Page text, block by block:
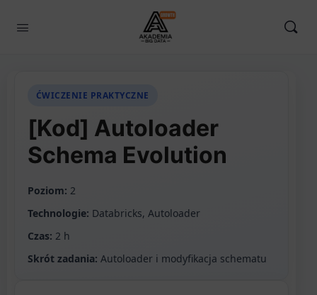
ĆWICZENIE PRAKTYCZNE
[Kod] Autoloader
Schema Evolution
Poziom: 2
Technologie: Databricks, Autoloader
Czas: 2 h
Skrót zadania: Autoloader i modyfikacja schematu